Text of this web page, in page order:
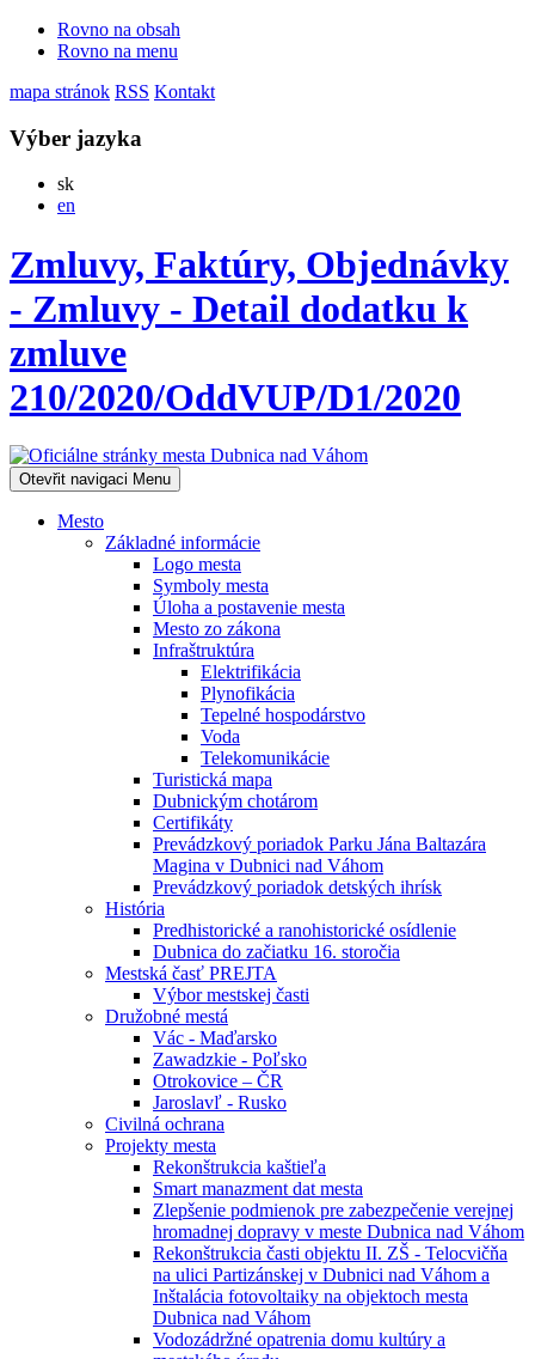
Rovno na obsah
Rovno na menu
mapa stránok RSS Kontakt
Výber jazyka
skSlovensky
en
Zmluvy, Faktúry, Objednávky
- Zmluvy - Detail dodatku k
zmluve
210/2020/OddVUP/D1/2020
Otevřit navigaci Menu
Mesto
Základné informácie
Logo mesta
Symboly mesta
Úloha a postavenie mesta
Mesto zo zákona
Infraštruktúra
Elektrifikácia
Plynofikácia
Tepelné hospodárstvo
Voda
Telekomunikácie
Turistická mapa
Dubnickým chotárom
Certifikáty
Prevádzkový poriadok Parku Jána Baltazára
Magina v Dubnici nad Váhom
Prevádzkový poriadok detských ihrísk
História
Predhistorické a ranohistorické osídlenie
Dubnica do začiatku 16. storočia
Mestská časť PREJTA
Výbor mestskej časti
Družobné mestá
Vác - Maďarsko
Zawadzkie - Poľsko
Otrokovice – ČR
Jaroslavľ - Rusko
Civilná ochrana
Projekty mesta
Rekonštrukcia kaštieľa
Smart manazment dat mesta
Zlepšenie podmienok pre zabezpečenie verejnej
hromadnej dopravy v meste Dubnica nad Váhom
Rekonštrukcia časti objektu II. ZŠ - Telocvičňa
na ulici Partizánskej v Dubnici nad Váhom a
Inštalácia fotovoltaiky na objektoch mesta
Dubnica nad Váhom
Vodozádržné opatrenia domu kultúry a